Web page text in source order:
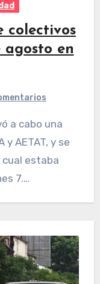
colectivos
agosto en
y AETAT, y se
cual estaba
7.…